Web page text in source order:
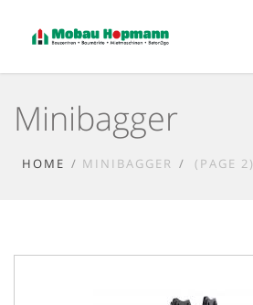
Minibagger
HOME MINIBAGGER (PAGE 2)